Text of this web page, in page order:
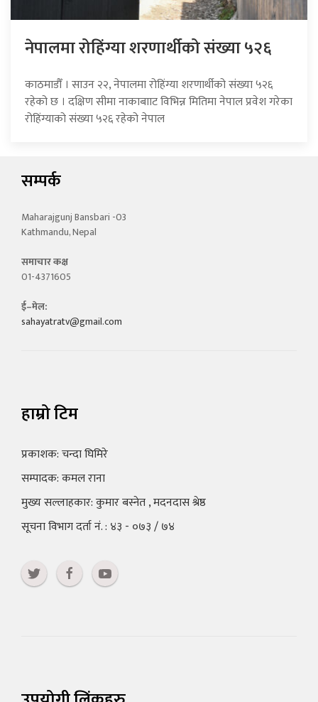
नेपालमा रोहिंग्या शरणार्थीको संख्या ५२६
काठमाडौँ । साउन २२, नेपालमा रोहिंग्या शरणार्थीको संख्या ५२६
रहेको छ । दक्षिण सीमा नाकाबााट विभिन्न मितिमा नेपाल प्रवेश गरेका
रोहिंग्याको संख्या ५२६ रहेको नेपाल
सम्पर्क
Maharajgunj Bansbari -03
Kathmandu, Nepal
समाचार कक्ष
01-4371605
ई–मेल:
sahayatratv@gmail.com
हाम्रो टिम
प्रकाशक: चन्दा घिमिरे
सम्पादक: कमल राना
मुख्य सल्लाहकार: कुमार बस्नेत , मदनदास श्रेष्ठ
सूचना विभाग दर्ता नं. : ४३ - ०७३ / ७४